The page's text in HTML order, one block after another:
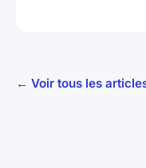
← Voir tous les